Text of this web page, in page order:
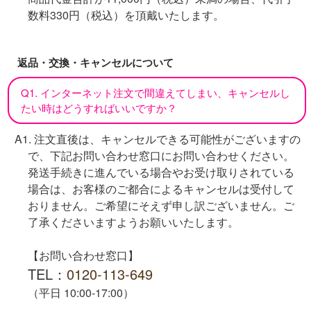
数料330円（税込）を頂戴いたします。
返品・交換・キャンセルについて
Q1. インターネット注文で間違えてしまい、キャンセルし
たい時はどうすればいいですか？
A1. 注文直後は、キャンセルできる可能性がございますの
で、下記お問い合わせ窓口にお問い合わせください。
発送手続きに進んでいる場合やお受け取りされている
場合は、お客様のご都合によるキャンセルは受付して
おりません。ご希望にそえず申し訳ございません。ご
了承くださいますようお願いいたします。
【お問い合わせ窓口】
TEL： 0120-113-649
（平日 10:00-17:00）